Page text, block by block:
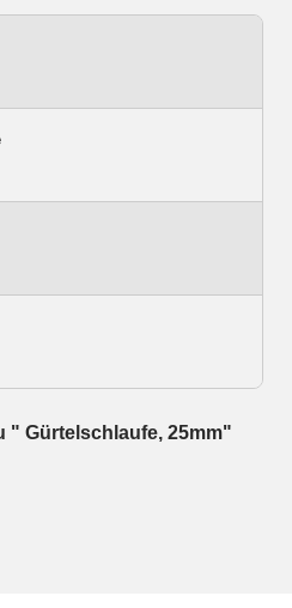
" Gürtelschlaufe, 25mm"